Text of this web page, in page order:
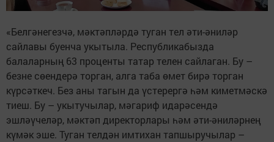
«Белгәнегезчә, мәктәпләрдә туган тел әти-әниләр
сайлавы буенча укытыла. Республикабызда
балаларның 63 проценты татар телен сайлаган. Бу –
безне сөендерә торган, алга таба өмет бирә торган
күрсәткеч. Без аны тагын да үстерергә һәм киметмәскә
тиеш. Бу – укытучылар, мәгариф идарәсендә
эшләүчеләр, мәктәп директорлары һәм әти-әниләрнең
күмәк эше. Туган телдән имтихан тапшыручылар –